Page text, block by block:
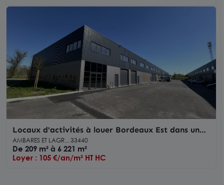
Locaux d'activités à louer Bordeaux Est dans un
parc sécurisé livré en 2024
AMBARES ET LAGR... 33440
De 209 m² à 6 221 m²
Loyer : 105 €/an/m² HT HC